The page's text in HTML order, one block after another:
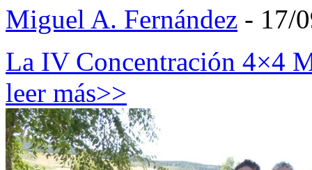
Miguel A. Fernández - 17/
La IV Concentración 4×4
leer más>>